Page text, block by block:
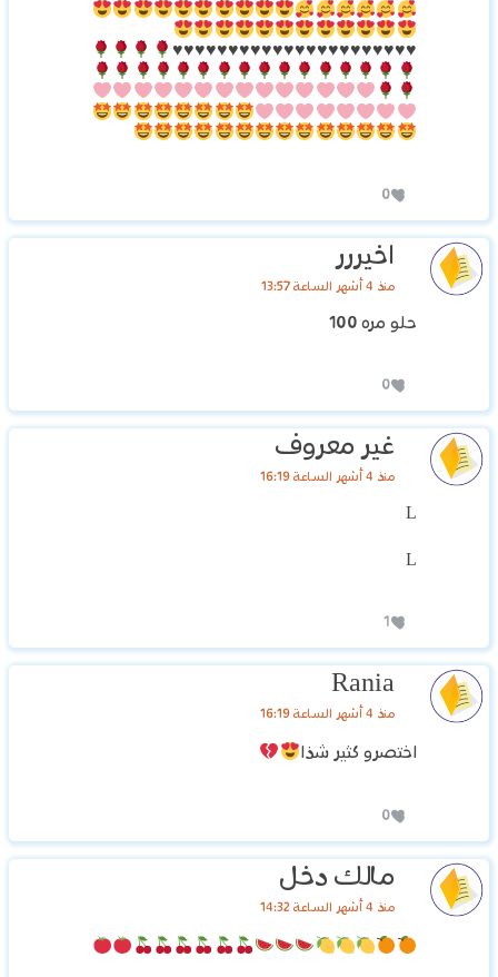
♥️
♥️
♥️
♥️
♥️
♥️
♥️
♥️
♥️
♥️
♥️
♥️
♥️
♥️
♥️
♥️
♥️
♥️
♥️
♥️
♥️
♥️
0
اخيررر
منذ 4 أشهر الساعة 13:57
حلو مره 100
0
غير معروف
منذ 4 أشهر الساعة 16:19
L
L
1
Rania
منذ 4 أشهر الساعة 16:19
اختصرو كثير شذا
0
مالك دخل
منذ 4 أشهر الساعة 14:32